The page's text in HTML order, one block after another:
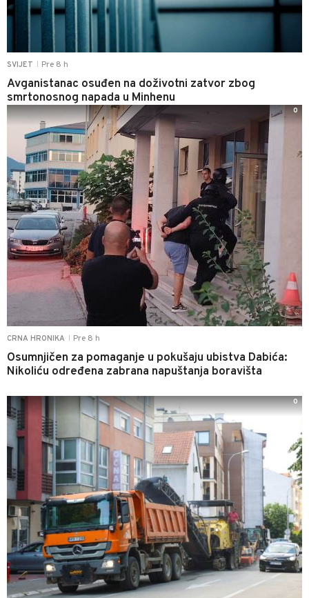
SVIJET Pre 8 h
Avganistanac osuđen na doživotni zatvor zbog
smrtonosnog napada u Minhenu
CRNA HRONIKA Pre 8 h
Osumnjičen za pomaganje u pokušaju ubistva Dabića:
Nikoliću određena zabrana napuštanja boravišta
0
0